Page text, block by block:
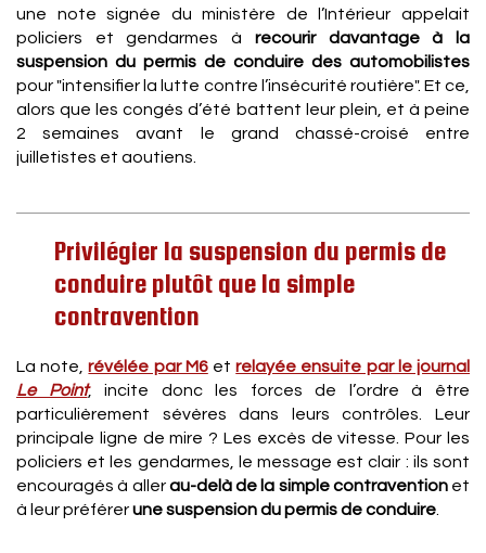
une note signée du ministère de l’Intérieur appelait
policiers et gendarmes à recourir davantage à la
suspension du permis de conduire des automobilistes
pour "intensifier la lutte contre l’insécurité routière". Et ce,
alors que les congés d’été battent leur plein, et à peine
2 semaines avant le grand chassé-croisé entre
juilletistes et aoutiens.
Privilégier la suspension du permis de
conduire plutôt que la simple
contravention
La note,révélée par M6etrelayée ensuite par le journal
Le Point, incite donc les forces de l’ordre à être
particulièrement sévères dans leurs contrôles. Leur
principale ligne de mire ? Les excès de vitesse. Pour les
policiers et les gendarmes, le message est clair : ils sont
encouragés à allerau-delà de la simple contraventionet
à leur préférerune suspension du permis de conduire